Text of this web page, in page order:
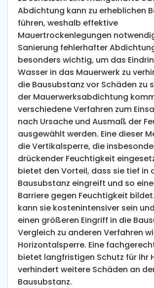
fachgerecht und erstellen Ihnen ein
passgenaues Angebot zur
nassen Wände.
Eine fehlerfreie und fachgerechte
der Maßnahmen ist dabei
dauerhafte Schäden an der
vermeiden. Die Kosten für eine
variieren je nach Verfahren und
Arbeiten, weshalb ein Vergleich
Angebote sinnvoll ist. Im Anschluss
vergleichen und sich eine dieser
Ihre Sanierung aussuchen.
Abdichtung kann zu erheblichen
führen, weshalb effektive
Mauertrockenlegungen
Sanierung fehlerhafter
besonders wichtig, um das
Wasser in das Mauerwerk zu
die Bausubstanz vor Schäden zu
der Mauerwerksabdichtung
verschiedene Verfahren zum
nach Ursache und Ausmaß der
ausgewählt werden. Eine dieser
die Vertikalsperre, die
drückender Feuchtigkeit
bietet den Vorteil, dass sie tief in
Bausubstanz eingreift und so
Barriere gegen Feuchtigkeit
kann sie kostenintensiver sein
einen größeren Eingriff in die
Vergleich zu anderen Verfahren
Horizontalsperre. Eine
bietet langfristigen Schutz für Ihr
verhindert weitere Schäden an
Bausubstanz.